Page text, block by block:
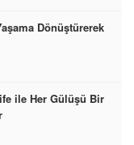
Dönüştürerek
ile Her Gülüşü Bir